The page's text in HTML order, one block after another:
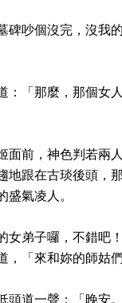
碑吵個沒完，沒我
：「那麼，那個女
面前，神色判若兩
地跟在古琰後頭，
氣凌人。
女弟子囉，不錯吧
，「來和妳的師姑
道一聲：「晚安。